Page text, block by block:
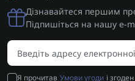
Дізнавайтеся першим
Підпишіться на нашу e-
Я прочитав Умови угоди і